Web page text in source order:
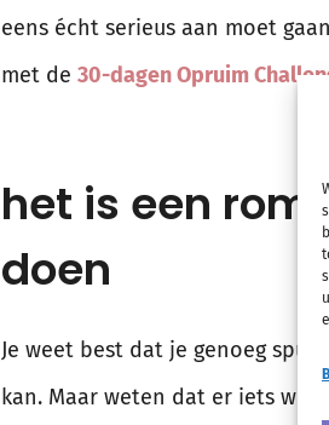
eens écht serieus aan moet
met de 30-dagen Opruim
het is een
doen
Je weet best dat je genoeg
kan. Maar weten dat er iets weg